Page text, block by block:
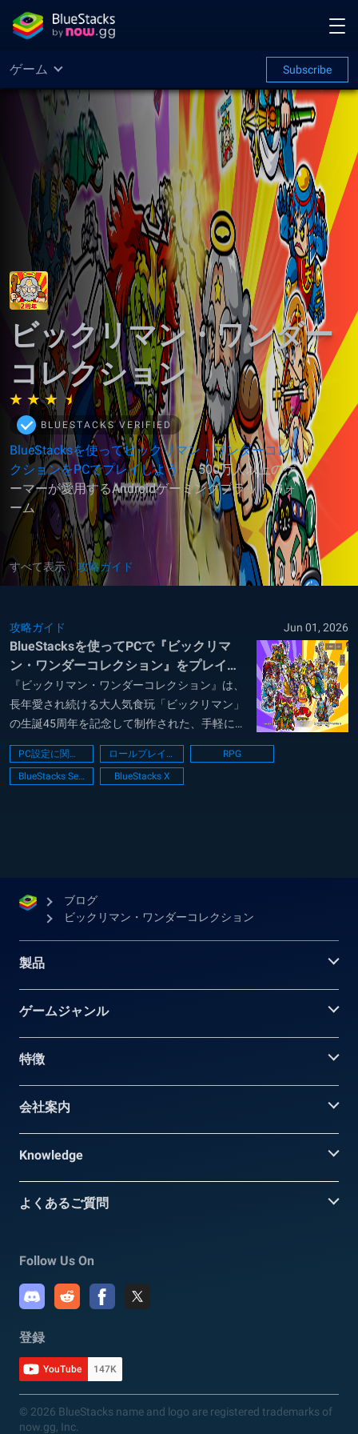
ゲーム Subscribe
ビックリマン・ワンダー
コレクション
BLUESTACKS VERIFIED
BlueStacksを使ってビックリマン・ワンダーコレ
クションをPCでプレイしよう – 500万人以上のゲ
ーマーが愛用するAndroidゲーミングプラットフォ
ーム
すべて表示 攻略ガイド
攻略ガイド Jun 01, 2026
BlueStacksを使ってPCで『ビックリマ
ン・ワンダーコレクション』をプレイす
る方法
『ビックリマン・ワンダーコレクション』は、
長年愛され続ける大人気食玩「ビックリマン」
の生誕45周年を記念して制作された、手軽に奥
深い戦略が楽しめるスマートフォン向け新感覚
「シールコレクションRPG」です。本作では、
誰もが一度は夢中になったお馴染みの天使や悪
PC設定に関するガイド ロールプレイング
RPG
BlueStacks Setup
BlueStacks X
ブログ
ビックリマン・ワンダーコレクション
製品
ゲームジャンル
特徴
会社案内
Knowledge
よくあるご質問
Follow Us On
登録
YouTube 147K
© 2026 BlueStacks name and logo are registered trademarks of
now.gg, Inc.